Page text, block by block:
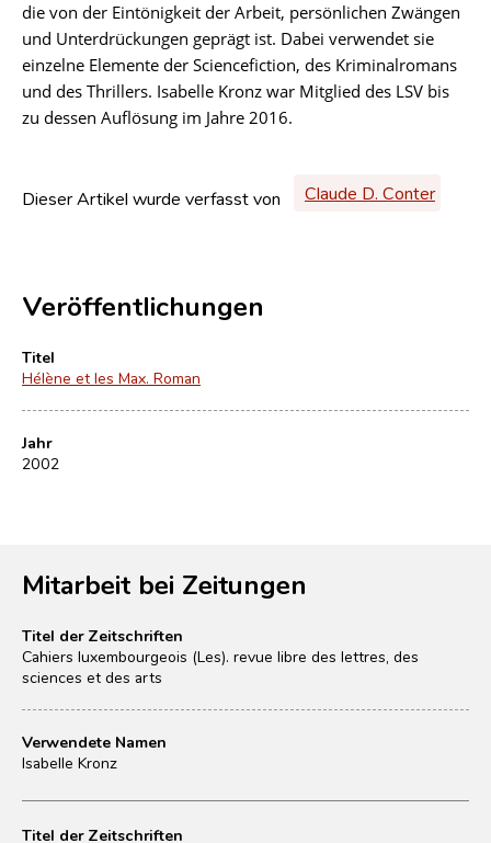
die von der Eintönigkeit der Arbeit, persönlichen Zwängen
und Unterdrückungen geprägt ist. Dabei verwendet sie
einzelne Elemente der Sciencefiction, des Kriminalromans
und des Thrillers. Isabelle Kronz war Mitglied des LSV bis
zu dessen Auflösung im Jahre 2016.
Dieser Artikel wurde verfasst von Claude D. Conter
Veröffentlichungen
Titel
Hélène et les Max. Roman
Jahr
2002
Mitarbeit bei Zeitungen
Titel der Zeitschriften
Cahiers luxembourgeois (Les). revue libre des lettres, des
sciences et des arts
Verwendete Namen
Isabelle Kronz
Titel der Zeitschriften